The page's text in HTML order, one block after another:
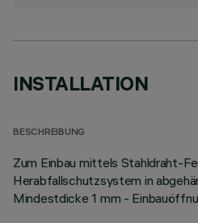
INSTALLATION
BESCHREIBUNG
Zum Einbau mittels Stahldraht-
Herabfallschutzsystem in
Mindestdicke 1 mm -